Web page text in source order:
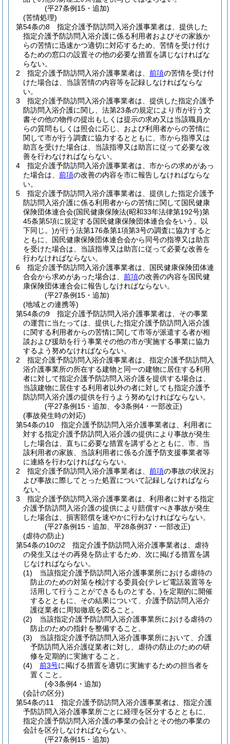
(平27条例15・追加)
(苦情処理)
第54条の8
指定介護予防訪問入浴介護事業者は、提供した
指定介護予防訪問入浴介護に係る利用者およびその家族か
らの苦情に迅速かつ適切に対応するため、苦情を受け付け
るための窓口の設置その他の必要な措置を講じなければな
らない。
2
指定介護予防訪問入浴介護事業者は、 前項の苦情を受け付
けた場合は、当該苦情の内容等を記録しなければならな
い。
3
指定介護予防訪問入浴介護事業者は、提供した指定介護予
防訪問入浴介護に関し、法第23条の規定により市が行う文
書その他の物件の提出もしくは提示の求め又は当該職員か
らの質問もしくは照会に応じ、および利用者からの苦情に
関して市が行う調査に協力するとともに、市から指導又は
助言を受けた場合は、当該指導又は助言に従って必要な改
善を行わなければならない。
4
指定介護予防訪問入浴介護事業者は、市からの求めがあっ
た場合は、 前項の改善の内容を市に報告しなければならな
い。
5
指定介護予防訪問入浴介護事業者は、提供した指定介護予
防訪問入浴介護に係る利用者からの苦情に関して国民健康
保険団体連合会(国民健康保険法(昭和33年法律第192号)第
45条第5項に規定する国民健康保険団体連合会をいう。以
下同じ。)が行う法第176条第1項第3号の調査に協力すると
ともに、国民健康保険団体連合会から同号の指導又は助言
を受けた場合は、当該指導又は助言に従って必要な改善を
行わなければならない。
6
指定介護予防訪問入浴介護事業者は、国民健康保険団体連
合会から求めがあった場合は、 前項の改善の内容を国民健
康保険団体連合会に報告しなければならない。
(平27条例15・追加)
(地域との連携等)
第54条の9
指定介護予防訪問入浴介護事業者は、その事業
の運営に当たっては、提供した指定介護予防訪問入浴介護
に関する利用者からの苦情に関して市等が派遣する者が相
談および援助を行う事業その他の市が実施する事業に協力
するよう努めなければならない。
2
指定介護予防訪問入浴介護事業者は、指定介護予防訪問入
浴介護事業所の所在する建物と同一の建物に居住する利用
者に対して指定介護予防訪問入浴介護を提供する場合は、
当該建物に居住する利用者以外の者に対しても指定介護予
防訪問入浴介護の提供を行うよう努めなければならない。
(平27条例15・追加、令3条例4・一部改正)
(事故発生時の対応)
第54条の10
指定介護予防訪問入浴介護事業者は、利用者に
対する指定介護予防訪問入浴介護の提供により事故が発生
した場合は、直ちに必要な措置を講ずるとともに、市、当
該利用者の家族、当該利用者に係る介護予防支援事業者等
に連絡を行わなければならない。
2
指定介護予防訪問入浴介護事業者は、 前項の事故の状況お
よび事故に際してとった処置について記録しなければなら
ない。
3
指定介護予防訪問入浴介護事業者は、利用者に対する指定
介護予防訪問入浴介護の提供により賠償すべき事故が発生
した場合は、損害賠償を速やかに行わなければならない。
(平27条例15・追加、平28条例37・一部改正)
(虐待の防止)
第54条の10の2
指定介護予防訪問入浴介護事業者は、虐待
の発生又はその再発を防止するため、次に掲げる措置を講
じなければならない。
(1)
当該指定介護予防訪問入浴介護事業所における虐待の
防止のための対策を検討する委員会(テレビ電話装置等を
活用して行うことができるものとする。)を定期的に開催
するとともに、その結果について、介護予防訪問入浴介
護従業者に周知徹底を図ること。
(2)
当該指定介護予防訪問入浴介護事業所における虐待の
防止のための指針を整備すること。
(3)
当該指定介護予防訪問入浴介護事業所において、介護
予防訪問入浴介護従業者に対し、虐待の防止のための研
修を定期的に実施すること。
(4)
前3号に掲げる措置を適切に実施するための担当者を
置くこと。
(令3条例4・追加)
(会計の区分)
第54条の11
指定介護予防訪問入浴介護事業者は、指定介護
予防訪問入浴介護事業所ごとに経理を区分するとともに、
指定介護予防訪問入浴介護の事業の会計とその他の事業の
会計を区分しなければならない。
(平27条例15・追加)